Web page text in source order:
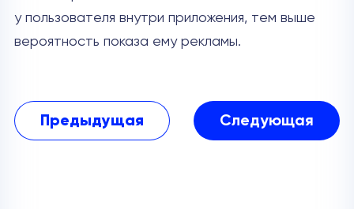
у пользователя внутри приложения, тем выше
вероятность показа ему рекламы.
Предыдущая Следующая